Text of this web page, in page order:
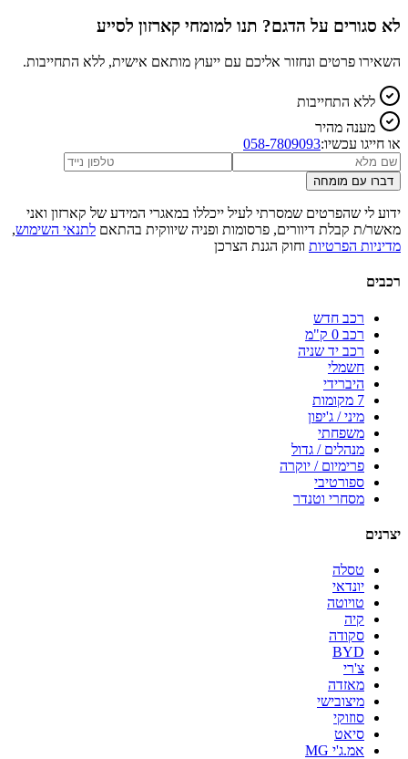
לא סגורים על הדגם? תנו למומחי קארזון לסייע
השאירו פרטים ונחזור אליכם עם ייעוץ מותאם אישית, ללא התחייבות.
ללא התחייבות
מענה מהיר
או חייגו עכשיו:058-7809093
דברו עם מומחה
ידוע לי שהפרטים שמסרתי לעיל ייכללו במאגרי המידע של קארזון ואני
מאשר/ת קבלת דיוורים, פרסומות ופניה שיווקית בהתאם לתנאי השימוש,
מדיניות הפרטיות וחוק הגנת הצרכן
רכבים
רכב חדש
רכב 0 ק"מ
רכב יד שניה
חשמלי
היברידי
7 מקומות
מיני / ג'יפון
משפחתי
מנהלים / גדול
פרימיום / יוקרה
ספורטיבי
מסחרי וטנדר
יצרנים
טסלה
יונדאי
טויוטה
קיה
סקודה
BYD
צ'רי
מאזדה
מיצובישי
סוזוקי
סיאט
אמ.ג'י MG